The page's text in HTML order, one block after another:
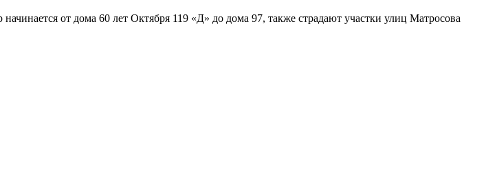
от дома 60 лет Октября 119 «Д» до дома 97, также страдают участки улиц Матросова